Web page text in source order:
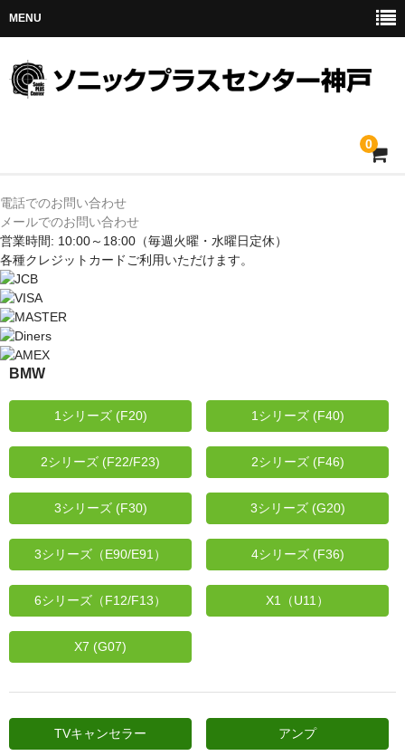
MENU
0
ホーム
メルセデス
BMW
MINI
アウディ
スバル
アクセス
お問い合わせ
電話でのお問い合わせ
メールでのお問い合わせ
営業時間: 10:00～18:00 （毎週火曜・水曜日定休）
各種クレジットカードご利用いただけます。
BMW
1シリーズ (F20) 1シリーズ (F40)
2シリーズ (F22/F23) 2シリーズ (F46)
3シリーズ (F30) 3シリーズ (G20)
3シリーズ（E90/E91） 4シリーズ (F36)
6シリーズ（F12/F13） X1（U11）
X7 (G07)
TVキャンセラー アンプ